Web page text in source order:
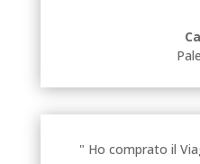
" Ho comprato il